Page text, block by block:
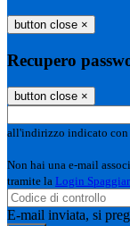
button close ×
Recupero
button close ×
all'indirizzo indicato con
Non hai una e-mail
tramite la Login
E-mail inviata, si